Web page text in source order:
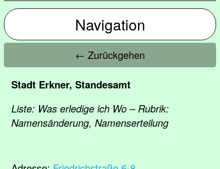
Navigation
← Zurückgehen
Stadt Erkner, Standesamt
Liste: Was erledige ich Wo – Rubrik:
Namensänderung, Namenserteilung